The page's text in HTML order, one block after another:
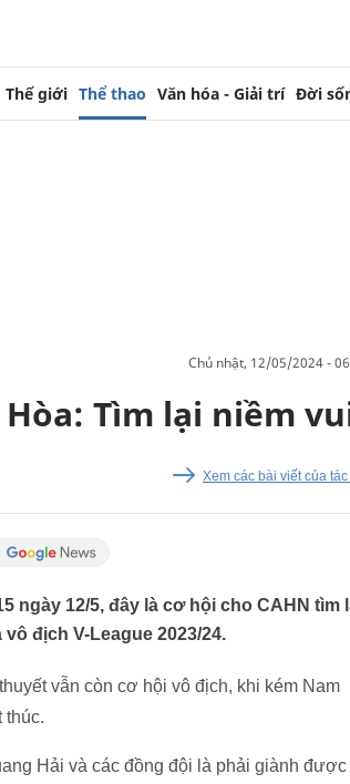
Thế giới Thể thao Văn hóa - Giải trí Đời
chủ nhật, 12/05/2024 -
Tìm lại niềm
Xem các bài viết của
ngày 12/5, đây là cơ hội cho CAHN tìm
địch V-League 2023/24.
vẫn còn cơ hội vô địch, khi kém Nam
thúc.
Hải và các đồng đội là phải giành được